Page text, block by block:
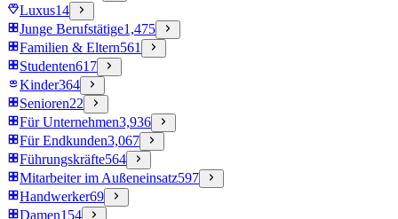
Luxus14
Junge Berufstätige1,475
Familien & Eltern561
Studenten617
Kinder364
Senioren22
Für Unternehmen3,936
Für Endkunden3,067
Führungskräfte564
Mitarbeiter im Außeneinsatz597
Handwerker69
Damen154